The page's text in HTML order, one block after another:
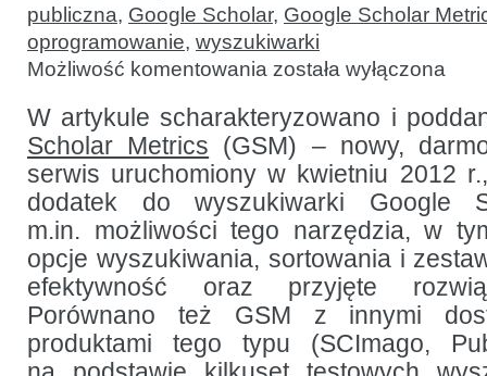
publiczna, Google Scholar, Google Scholar
oprogramowanie, wyszukiwarki
Możliwość komentowania Google
Scholar
–
nowe
narzędzie
bibliometryczne
została wyłączona
W artykule scharakteryzowano i
Scholar Metrics (GSM) – nowy,
serwis uruchomiony w kwietniu 2012
dodatek do wyszukiwarki Google
m.in. możliwości tego narzędzia, w
opcje wyszukiwania, sortowania i
efektywność oraz przyjęte
Porównano też GSM z innymi
produktami tego typu (SCImago,